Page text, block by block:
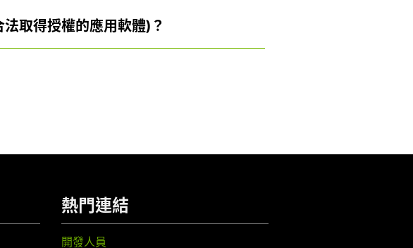
取得授權的應用軟體)？
熱門連結
開發人員